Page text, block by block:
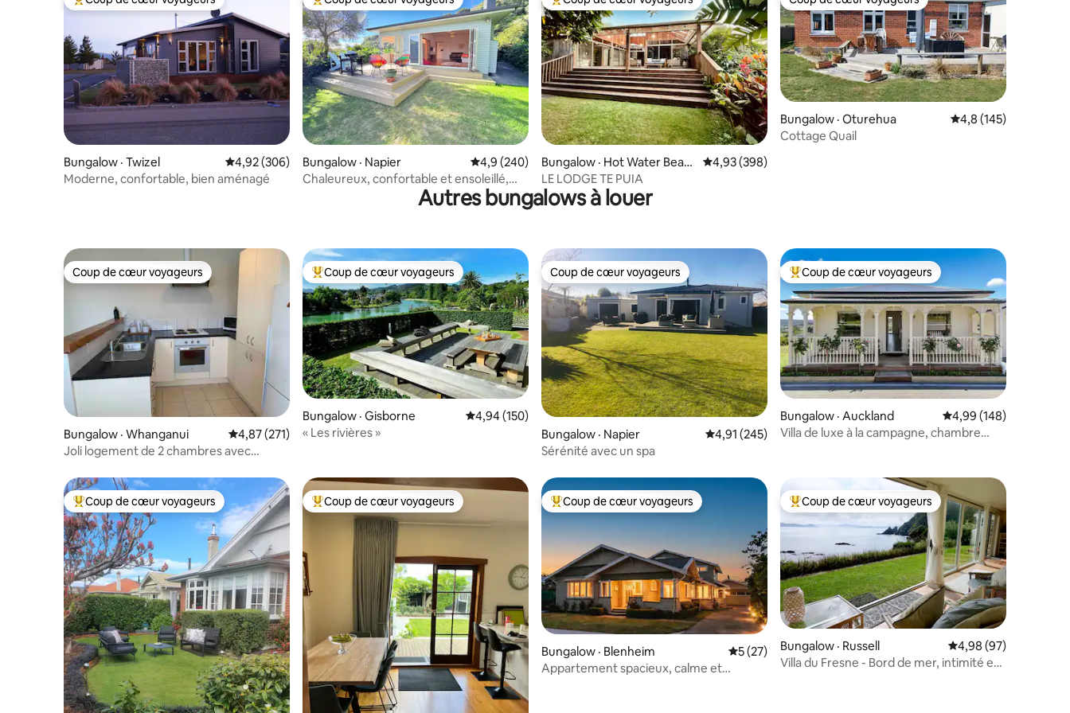
Coup de cœur voyageurs parmi les plus aimés
Bungalow · Twizel Note moyenne de 4,92 sur 5, 306 commentaires
4,92 (306)
Moderne, confortable, bien aménagé
Coup de cœur voyageurs parmi les plus aimés
Bungalow · Napier Note moyenne de 4,9 sur 5, 240 commentaires
4,9 (240)
Chaleureux, confortable et ensoleillé,
Coup de cœur voyageurs parmi les plus aimés
Bungalow · Hot Water Beac
h
Note moyenne de 4,93 sur 5, 398 commentaires
4,93 (398)
LE LODGE TE PUIA
Coup de cœur voyageurs
Bungalow · Oturehua Note moyenne de
4,8 (145)
Cottage Quail
Autres bungalows à louer
Coup de cœur voyageurs
Coup de cœur voyageurs
Bungalow · Whanganui Note moyenne de 4,87 sur 5, 271 commentaires
4,87 (271)
Joli logement de 2 chambres avec
Coup de cœur voyageurs parmi les plus aimés
Coup de cœur voyageurs
Bungalow · Gisborne Note moyenne de 4,94 sur 5, 150 commentaires
4,94 (150)
« Les rivières »
Coup de cœur voyageurs
Coup de cœur voyageurs
Bungalow · Napier Note moyenne de 4,91 sur 5, 245 commentaires
4,91 (245)
Sérénité avec un spa
Coup de cœur voyageurs parmi les plus aimés
Coup de cœur voyageurs
Bungalow · Auckland Note moyenne de
4,99 (148)
Villa de luxe à la campagne, chambre
Coup de cœur voyageurs parmi les plus aimés
Coup de cœur voyageurs Coup de cœur voyageurs parmi les plus aimés
Coup de cœur voyageurs Coup de cœur voyageurs parmi les plus aimés
Coup de cœur voyageurs
Bungalow · Blenheim Note moyenne de 5 sur 5, 27 commentaires
5 (27)
Appartement spacieux, calme et
Coup de cœur voyageurs parmi les plus aimés
Coup de cœur voyageurs
Bungalow · Russell Note moyenne de
4,98 (97)
Villa du Fresne - Bord de mer, intimité et